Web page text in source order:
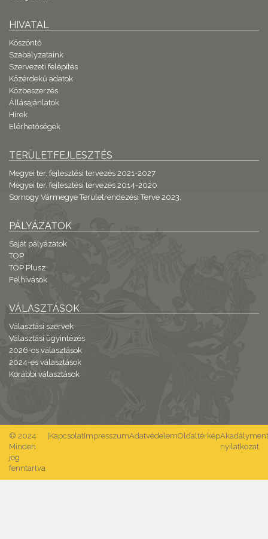
HIVATAL
Köszöntő
Szabályzataink
Szervezeti felépítés
Közérdekű adatok
Közbeszerzés
Állásajánlatok
Hírek
Elérhetőségek
TERÜLETFEJLESZTÉS
Megyei ter. fejlesztési tervezés 2021-2027
Megyei ter. fejlesztési tervezés 2014-2020
Somogy Vármegye Területrendezési Terve 2023.
PÁLYÁZATOK
Saját pályázatok
TOP
TOP Plusz
Felhívások
VÁLASZTÁSOK
Választási szervek
Választási ügyintézés
2026-os választások
2024-es választások
Korábbi választások
© 2024
Minden
jog
fenntartva.
KapcsolatImpresszumAdatvédelemOldaltérkép
nyilatkozat